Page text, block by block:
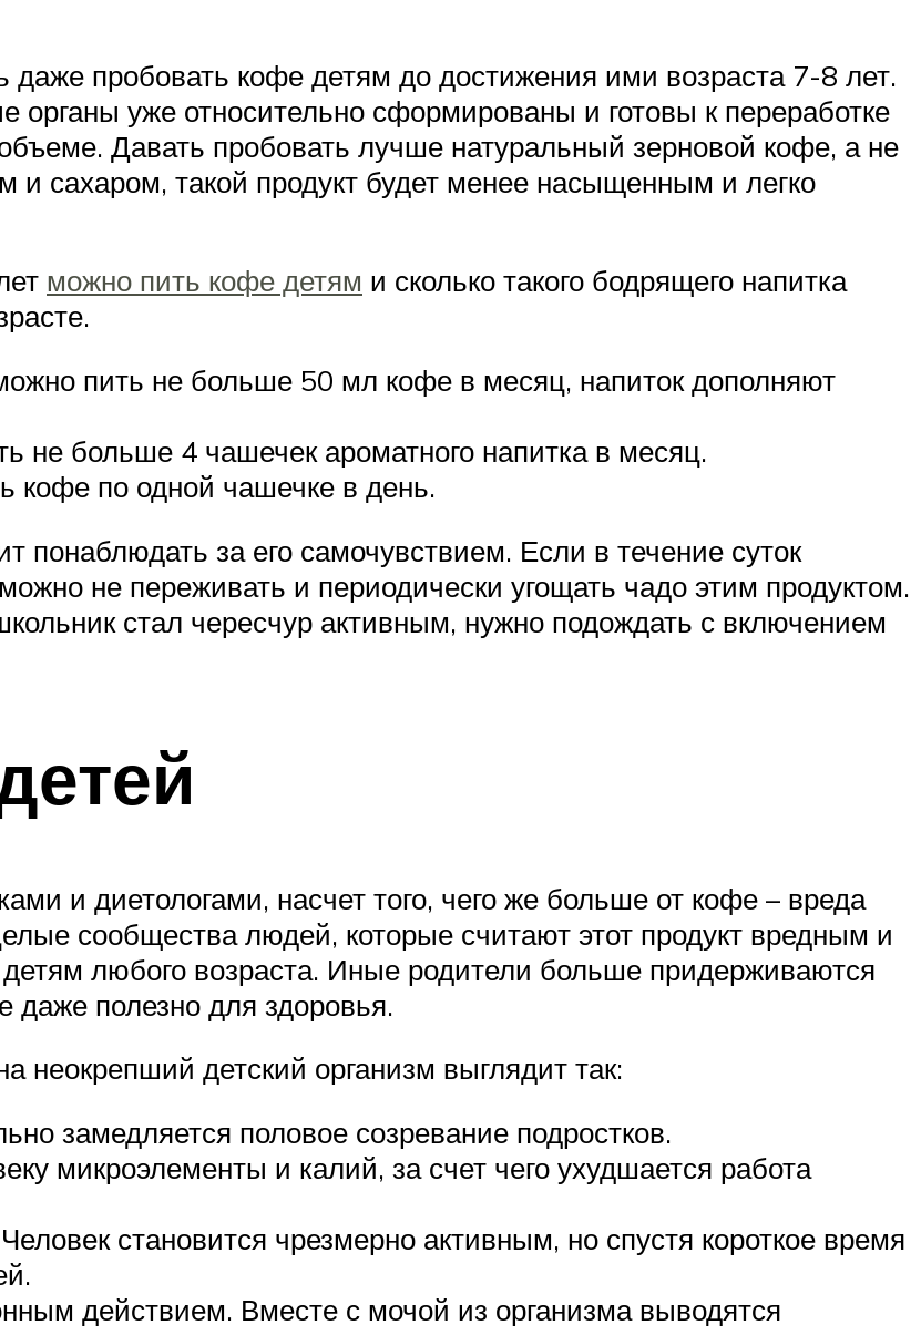
даже пробовать кофе детям до достижения ими возраста 7-8 лет.
органы уже относительно сформированы и готовы к переработке
Давать пробовать лучше натуральный зерновой кофе, а не
сахаром, такой продукт будет менее насыщенным и легко
можно пить кофе детям и сколько такого бодрящего напитка
пить не больше 50 мл кофе в месяц, напиток дополняют
не больше 4 чашечек ароматного напитка в месяц.
кофе по одной чашечке в день.
понаблюдать за его самочувствием. Если в течение суток
не переживать и периодически угощать чадо этим продуктом.
стал чересчур активным, нужно подождать с включением
и диетологами, насчет того, чего же больше от кофе – вреда
сообщества людей, которые считают этот продукт вредным и
детям любого возраста. Иные родители больше придерживаются
полезно для здоровья.
неокрепший детский организм выглядит так:
замедляется половое созревание подростков.
микроэлементы и калий, за счет чего ухудшается работа
становится чрезмерно активным, но спустя короткое время
действием. Вместе с мочой из организма выводятся